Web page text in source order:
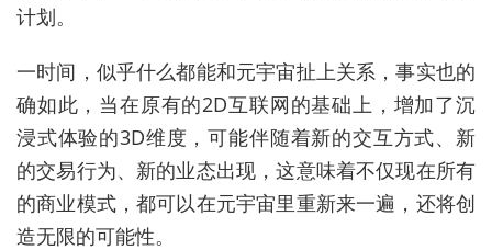
计划。
一时间，似乎什么都能和元宇宙扯上关系，事实也的
确如此，当在原有的2D互联网的基础上，增加了沉
浸式体验的3D维度，可能伴随着新的交互方式、新
的交易行为、新的业态出现，这意味着不仅现在所有
的商业模式，都可以在元宇宙里重新来一遍，还将创
造无限的可能性。